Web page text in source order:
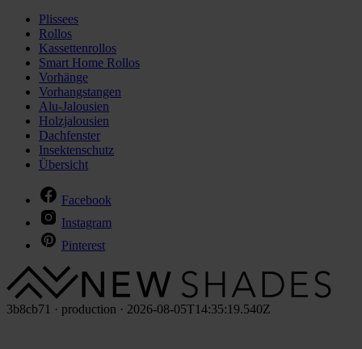
Plissees
Rollos
Kassettenrollos
Smart Home Rollos
Vorhänge
Vorhangstangen
Alu-Jalousien
Holzjalousien
Dachfenster
Insektenschutz
Übersicht
Facebook
Instagram
Pinterest
3b8cb71 · production · 2026-08-05T14:35:19.540Z